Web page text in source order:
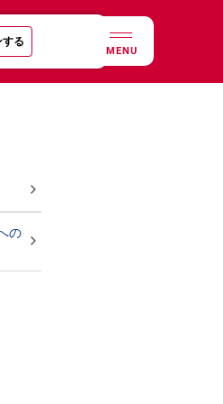
する
MENU
の